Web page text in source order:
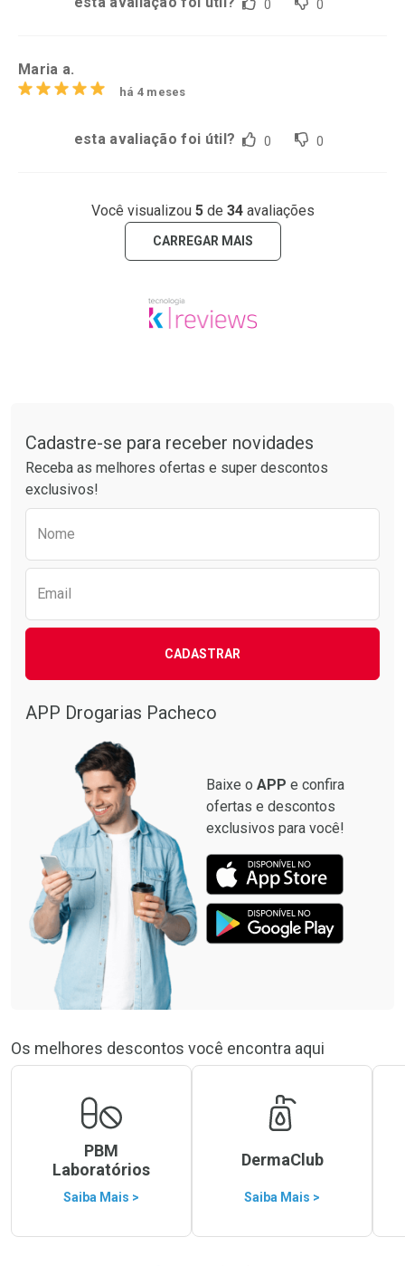
0 0
Maria a.
há 4 meses
esta avaliação foi útil? 0 0
Você visualizou 5de 34avaliações
CARREGAR MAIS
Cadastre-se para receber novidades
Receba as melhores ofertas e super descontos
exclusivos!
Nome
Email
CADASTRAR
APP Drogarias Pacheco
Baixe o APP e confira
ofertas e descontos
exclusivos para você!
Os melhores descontos você encontra aqui
PBM
Laboratórios
Saiba Mais >
DermaClub
Saiba Mais >